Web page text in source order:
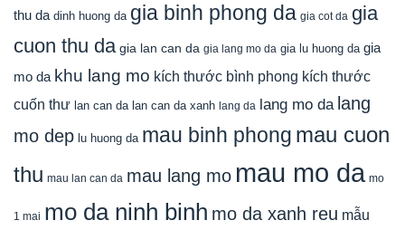
thu da dinh huong da gia binh phong da gia cot da gia
cuon thu da gia lan can da gia lang mo da gia lu huong da gia
mo da khu lang mo kích thước bình phong kích thước
cuốn thư lan can da lan can da xanh lang da lang mo da lang
mo dep lu huong da mau binh phong mau cuon
thu mau lan can da mau lang mo mau mo da mo
1 mai mo da ninh binh mo da xanh reu mẫu